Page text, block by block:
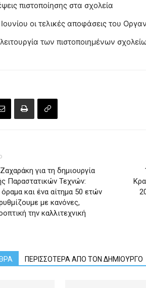
πιστοποίησης στα σχολεία
οι τελικές αποφάσεις του
των πιστοποιημένων
για τη δημιουργία
Παραστατικών Τεχνών:
και ένα αίτημα 50 ετών
με κανόνες,
την καλλιτεχνική
ΠΕΡΙΣΣΟΤΕΡΑ ΑΠΟ ΤΟΝ ΔΗΜΙΟΥΡΓΟ